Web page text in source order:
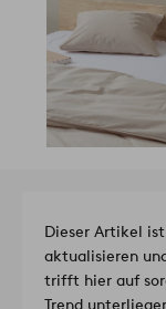
Dieser Artikel
aktualisieren
trifft hier auf
Trend